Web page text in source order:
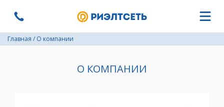
Главная / О компании
О КОМПАНИИ